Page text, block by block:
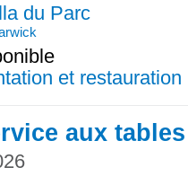
du Parc
et restauration
aux tables